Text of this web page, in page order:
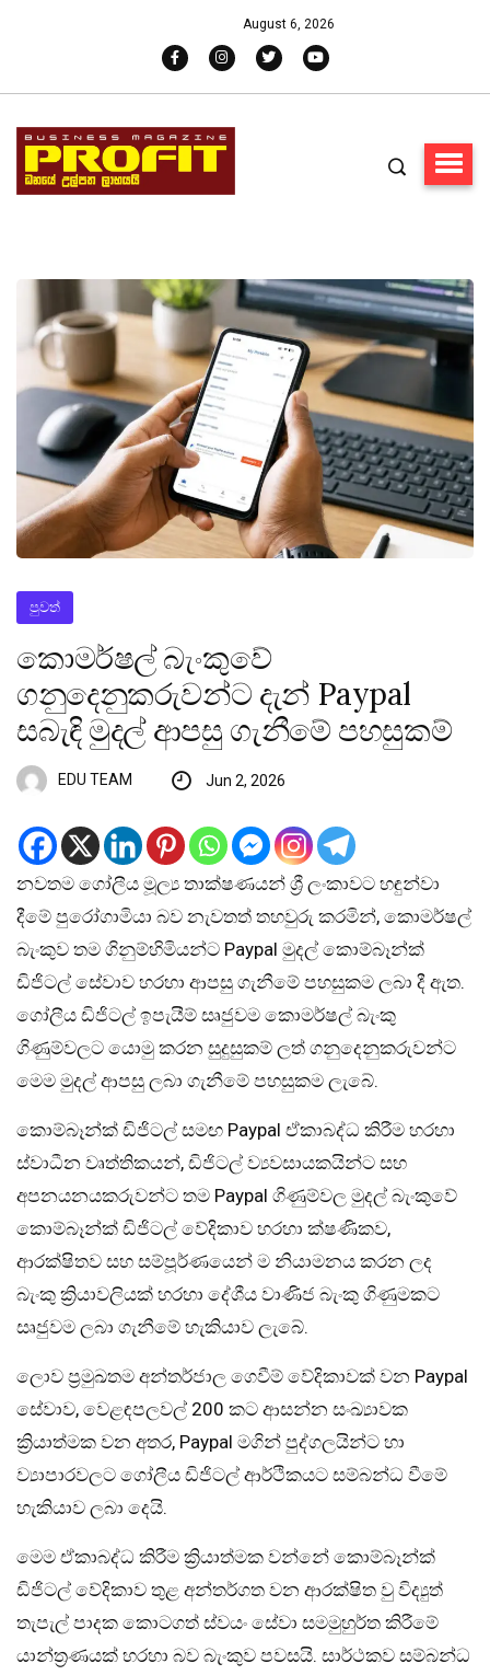
August 6, 2026
පුවත්
කොමර්ෂල් බැංකුවේ
ගනුදෙනුකරුවන්ට දැන් Paypal
සබැඳි මුදල් ආපසු ගැනීමේ පහසුකම්
EDU TEAM Jun 2, 2026
නවතම ගෝලීය මූල්‍ය තාක්ෂණයන් ශ්‍රී ලංකාවට හඳුන්වා
දීමේ පුරෝගාමියා බව නැවතත් තහවුරු කරමින්, කොමර්ෂල්
බැංකුව තම ගිනුම්හිමියන්ට Paypal මුදල් කොම්බෑන්ක්
ඩිජිටල් සේවාව හරහා ආපසු ගැනීමේ පහසුකම ලබා දී ඇත.
ගෝලීය ඩිජිටල් ඉපැයීම් සෘජුවම කොමර්ෂල් බැංකු
ගිණුම්වලට යොමු කරන සුදුසුකම් ලත් ගනුදෙනුකරුවන්ට
මෙම මුදල් ආපසු ලබා ගැනීමේ පහසුකම ලැබේ.
කොම්බෑන්ක් ඩිජිටල් සමඟ Paypal ඒකාබද්ධ කිරීම හරහා
ස්වාධීන වෘත්තිකයන්, ඩිජිටල් ව්‍යවසායකයින්ට සහ
අපනයනයකරුවන්ට තම Paypal ගිණුම්වල මුදල් බැංකුවේ
කොම්බෑන්ක් ඩිජිටල් වේදිකාව හරහා ක්ෂණිකව,
ආරක්ෂිතව සහ සම්පූර්ණයෙන් ම නියාමනය කරන ලද
බැංකු ක්‍රියාවලියක් හරහා දේශීය වාණිජ බැංකු ගිණුමකට
සෘජුවම ලබා ගැනීමේ හැකියාව ලැබේ.
ලොව ප්‍රමුඛතම අන්තර්ජාල ගෙවීම් වේදිකාවක් වන Paypal
සේවාව, වෙළඳපලවල් 200 කට ආසන්න සංඛ්‍යාවක
ක්‍රියාත්මක වන අතර, Paypal මගින් පුද්ගලයින්ට හා
ව්‍යාපාරවලට ගෝලීය ඩිජිටල් ආර්ථිකයට සම්බන්ධ වීමේ
හැකියාව ලබා දෙයි.
මෙම ඒකාබද්ධ කිරීම ක්‍රියාත්මක වන්නේ කොම්බෑන්ක්
ඩිජිටල් වේදිකාව තුළ අන්තර්ගත වන ආරක්ෂිත වු විද්‍යුත්
තැපැල් පාදක කොටගත් ස්වයං සේවා සමමුහුර්ත කිරීමේ
යාන්ත්‍රණයක් හරහා බව බැංකුව පවසයි. සාර්ථකව සම්බන්ධ